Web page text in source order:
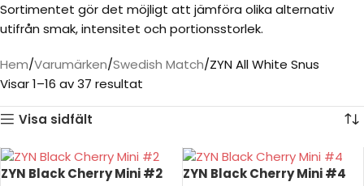
Sortimentet gör det möjligt att jämföra olika alternativ
utifrån smak, intensitet och portionsstorlek.
Hem Varumärken Swedish Match ZYN All White Snus
Visar 1–16 av 37 resultat
Visa sidfält
ZYN Black Cherry Mini #2
ZYN Black Cherry Mini #4